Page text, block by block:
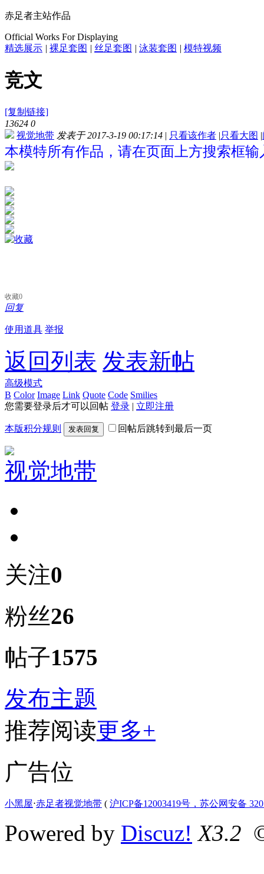
赤足者主站作品
Official Works For Displaying
精选展示 | 裸足套图 | 丝足套图 | 泳装套图 | 模特视频
竞文
[复制链接]
13624 0
视觉地带 发表于 2017-3-19 00:17:14 | 只看该作者 |只看大图 |
本模特所有作品，请在页面上方搜索框输
收藏0
回复
使用道具 举报
返回列表 发表新帖
高级模式
B Color Image Link Quote Code Smilies
您需要登录后才可以回帖 登录 | 立即注册
本版积分规则 发表回复 回帖后跳转到最后一页
视觉地带
关注0
粉丝26
帖子1575
发布主题
推荐阅读更多+
广告位
小黑屋⋅赤足者视觉地带 ( 沪ICP备12003419号，苏公网安备
Powered by Discuz! X3.2